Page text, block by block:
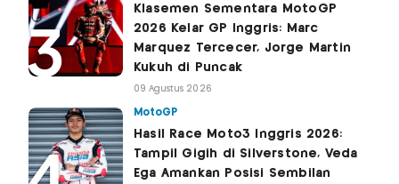
Klasemen Sementara MotoGP
2026 Kelar GP Inggris: Marc
Marquez Tercecer, Jorge Martin
Kukuh di Puncak
09 Agustus 2026
MotoGP
Hasil Race Moto3 Inggris 2026:
Tampil Gigih di Silverstone, Veda
Ega Amankan Posisi Sembilan